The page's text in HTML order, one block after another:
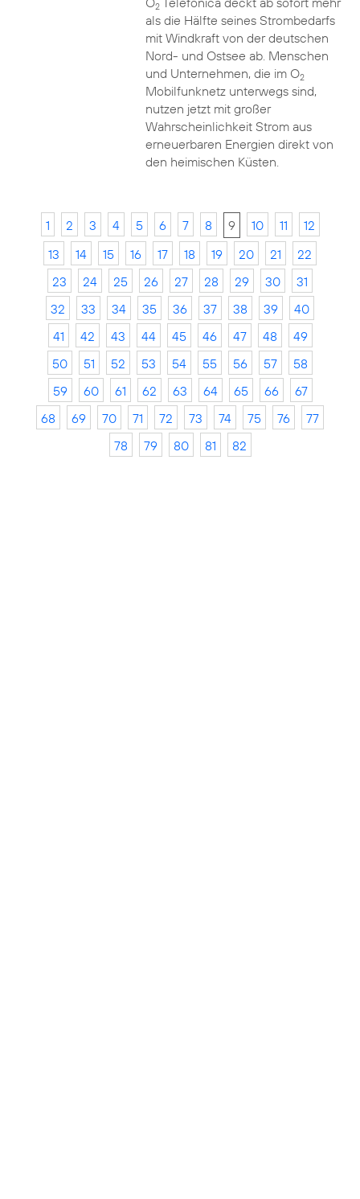
2
als die Hälfte seines Strombedarfs
mit Windkraft von der deutschen
Nord- und Ostsee ab. Menschen
und Unternehmen, die im O2
Mobilfunknetz unterwegs sind,
nutzen jetzt mit großer
Wahrscheinlichkeit Strom aus
erneuerbaren Energien direkt von
den heimischen Küsten.
1 2 3 4 5 6 7 8 9 10 11
12
13
14 15 16 17 18 19 20 21
22
23
24 25 26 27 28 29 30
31
32
33 34 35 36 37 38 39
40
41
42 43 44 45 46 47 48
49
50
51 52 53 54 55 56 57
58
59
60 61 62 63 64 65 66
67
68
69 70 71 72 73 74 75 76
77
78
79 80 81 82